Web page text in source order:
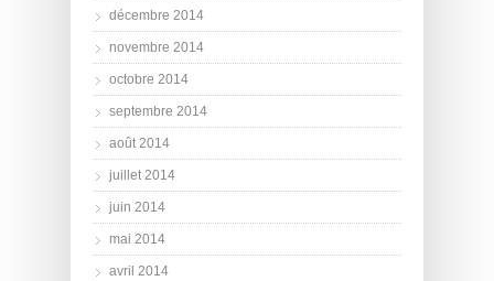
décembre 2014
novembre 2014
octobre 2014
septembre 2014
août 2014
juillet 2014
juin 2014
mai 2014
avril 2014